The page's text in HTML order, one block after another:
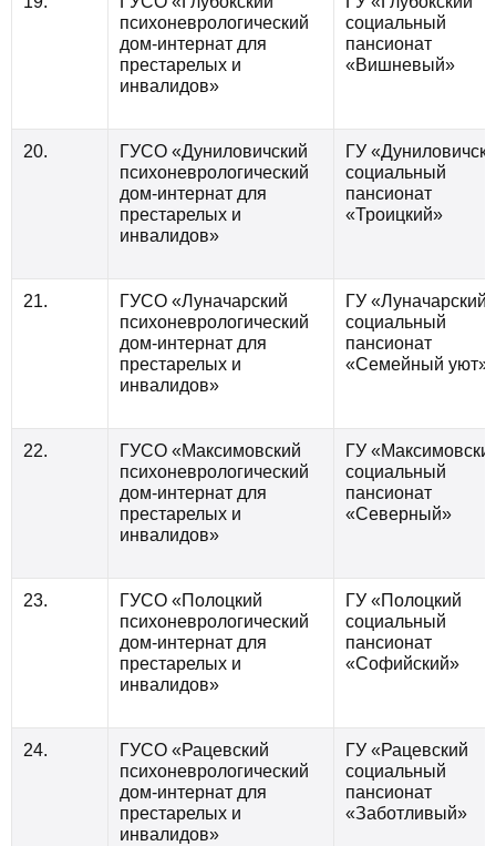
психоневрологический
дом-интернат для
престарелых и
инвалидов»
социальный
пансионат
«Вишневый»
20.
ГУСО «Дуниловичский
психоневрологический
дом-интернат для
престарелых и
инвалидов»
ГУ
социальный
пансионат
«Троицкий»
21.
ГУСО «Луначарский
психоневрологический
дом-интернат для
престарелых и
инвалидов»
ГУ «Луначарский
социальный
пансионат
«Семейный уют»
22.
ГУСО «Максимовский
психоневрологический
дом-интернат для
престарелых и
инвалидов»
ГУ
социальный
пансионат
«Северный»
23.
ГУСО «Полоцкий
психоневрологический
дом-интернат для
престарелых и
инвалидов»
ГУ «Полоцкий
социальный
пансионат
«Софийский»
24.
ГУСО «Рацевский
психоневрологический
дом-интернат для
престарелых и
инвалидов»
ГУ «Рацевский
социальный
пансионат
«Заботливый»